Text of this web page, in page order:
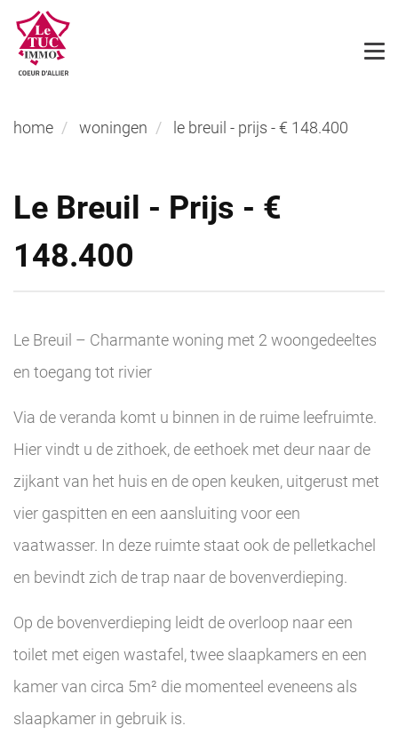
home woningen le breuil - prijs - € 148.400
Le Breuil - Prijs - €
148.400
Le Breuil – Charmante woning met 2 woongedeeltes
en toegang tot rivier
Via de veranda komt u binnen in de ruime leefruimte.
Hier vindt u de zithoek, de eethoek met deur naar de
zijkant van het huis en de open keuken, uitgerust met
vier gaspitten en een aansluiting voor een
vaatwasser. In deze ruimte staat ook de pelletkachel
en bevindt zich de trap naar de bovenverdieping.
Op de bovenverdieping leidt de overloop naar een
toilet met eigen wastafel, twee slaapkamers en een
kamer van circa 5m² die momenteel eveneens als
slaapkamer in gebruik is.